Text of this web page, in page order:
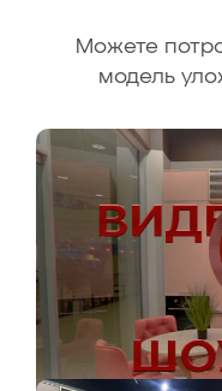
Можете
модель